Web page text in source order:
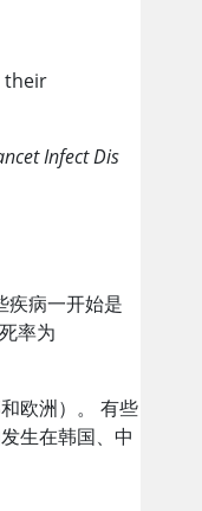
their
Infect Dis
疾病一开始是
率为
欧洲）。 有些
生在韩国、中